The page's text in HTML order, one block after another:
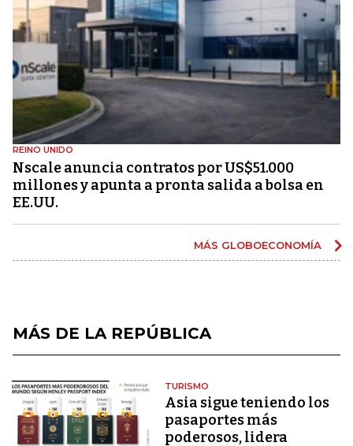
REINO UNIDO
Nscale anuncia contratos por US$51.000
millones y apunta a pronta salida a bolsa en
EE.UU.
MÁS GLOBOECONOMÍA
MÁS DE LA REPÚBLICA
TURISMO
Asia sigue teniendo los
pasaportes más
poderosos, lidera